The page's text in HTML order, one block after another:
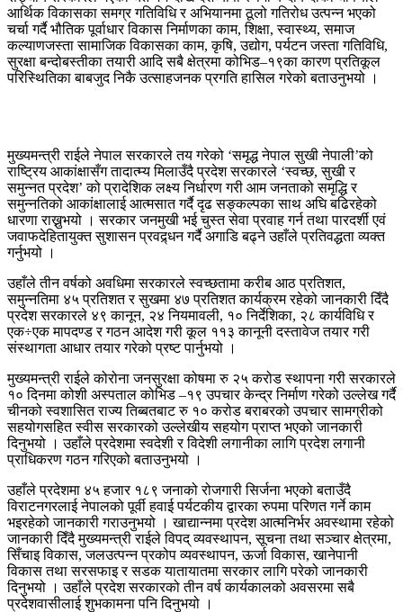
आर्थिक विकासका समग्र गतिविधि र अभियानमा ठूलो गतिरोध उत्पन्न भएको
चर्चा गर्दै भौतिक पूर्वाधार विकास निर्माणका काम, शिक्षा, स्वास्थ्य, समाज
कल्याणजस्ता सामाजिक विकासका काम, कृषि, उद्योग, पर्यटन जस्ता गतिविधि,
सुरक्षा बन्दोबस्तीका तयारी आदि सबै क्षेत्रमा कोभिड–१९का कारण प्रतिकूल
परिस्थितिका बाबजुद निकै उत्साहजनक प्रगति हासिल गरेको बताउनुभयो ।
मुख्यमन्त्री राईले नेपाल सरकारले तय गरेको ‘समृद्ध नेपाल सुखी नेपाली’को
राष्ट्रिय आकांक्षासँग तादात्म्य मिलाउँदै प्रदेश सरकारले ‘स्वच्छ, सुखी र
समुन्नत प्रदेश’ को प्रादेशिक लक्ष्य निर्धारण गरी आम जनताको समृद्धि र
समुन्नतिको आकांक्षालाई आत्मसात गर्दै दृढ सङ्कल्पका साथ अघि बढिरहेको
धारणा राख्नुभयो । सरकार जनमुखी भई चुस्त सेवा प्रवाह गर्न तथा पारदर्शी एवं
जवाफदेहितायुक्त सुशासन प्रवद्र्धन गर्दै अगाडि बढ्ने उहाँले प्रतिवद्धता व्यक्त
गर्नुभयो ।
उहाँले तीन वर्षको अवधिमा सरकारले स्वच्छतामा करीब आठ प्रतिशत,
समुन्नतिमा ४५ प्रतिशत र सुखमा ४७ प्रतिशत कार्यक्रम रहेको जानकारी दिँदै
प्रदेश सरकारले ४९ कानून, २४ नियमावली, १० निर्देशिका, २८ कार्यविधि र
एक÷एक मापदण्ड र गठन आदेश गरी कूल ११३ कानूनी दस्तावेज तयार गरी
संस्थागता आधार तयार गरेको प्रष्ट पार्नुभयो ।
मुख्यमन्त्री राईले कोरोना जनसुरक्षा कोषमा रु २५ करोड स्थापना गरी सरकारले
१० दिनमा कोशी अस्पताल कोभिड –१९ उपचार केन्द्र निर्माण गरेको उल्लेख गर्दै
चीनको स्वशासित राज्य तिब्बतबाट रु १० करोड बराबरको उपचार सामग्रीको
सहयोगसहित स्वीस सरकारको उल्लेखीय सहयोग प्राप्त भएको जानकारी
दिनुभयो । उहाँले प्रदेशमा स्वदेशी र विदेशी लगानीका लागि प्रदेश लगानी
प्राधिकरण गठन गरिएको बताउनुभयो ।
उहाँले प्रदेशमा ४५ हजार १८९ जनाको रोजगारी सिर्जना भएको बताउँदै
विराटनगरलाई नेपालको पूर्वी हवाई पर्यटकीय द्वारका रुपमा परिणत गर्ने काम
भइरहेको जानकारी गराउनुभयो । खाद्यान्नमा प्रदेश आत्मनिर्भर अवस्थामा रहेको
जानकारी दिँदै मुख्यमन्त्री राईले विपद् व्यवस्थापन, सूचना तथा सञ्चार क्षेत्रमा,
सिँचाइ विकास, जलउत्पन्न प्रकोप व्यवस्थापन, ऊर्जा विकास, खानेपानी
विकास तथा सरसफाइ र सडक यातायातमा सरकार लागि परेको जानकारी
दिनुभयो । उहाँले प्रदेश सरकारको तीन वर्ष कार्यकालको अवसरमा सबै
प्रदेशवासीलाई शुभकामना पनि दिनुभयो ।